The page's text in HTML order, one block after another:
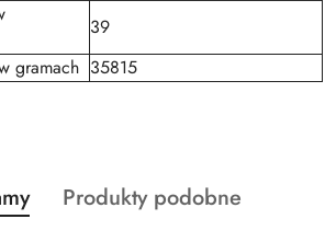
39
gramach 35815
produktów
Produkty
Produkty podobne